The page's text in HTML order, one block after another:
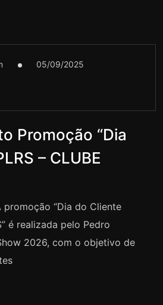
05/09/2025
Promoção “Dia
– CLUBE
promoção “Dia do Cliente
é realizada pelo Pedro
2026, com o objetivo de